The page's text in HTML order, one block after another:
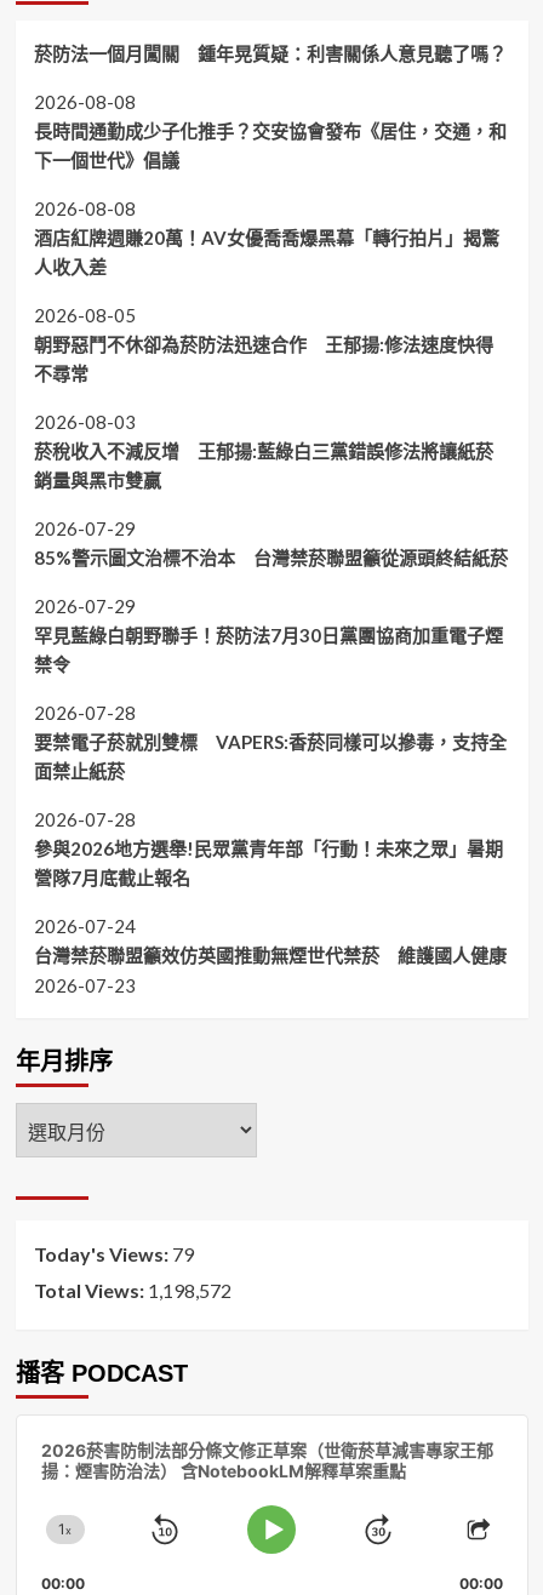
菸防法一個月闖關 鍾年晃質疑：利害關係人意見聽了嗎？
2026-08-08
長時間通勤成少子化推手？交安協會發布《居住，交通，和
下一個世代》倡議
2026-08-08
酒店紅牌週賺20萬！AV女優喬喬爆黑幕「轉行拍片」揭驚
人收入差
2026-08-05
朝野惡鬥不休卻為菸防法迅速合作 王郁揚:修法速度快得
不尋常
2026-08-03
菸稅收入不減反增 王郁揚:藍綠白三黨錯誤修法將讓紙菸
銷量與黑市雙贏
2026-07-29
85%警示圖文治標不治本 台灣禁菸聯盟籲從源頭終結紙菸
2026-07-29
罕見藍綠白朝野聯手！菸防法7月30日黨團協商加重電子煙
禁令
2026-07-28
要禁電子菸就別雙標 VAPERS:香菸同樣可以摻毒，支持全
面禁止紙菸
2026-07-28
參與2026地方選舉!民眾黨青年部「行動！未來之眾」暑期
營隊7月底截止報名
2026-07-24
台灣禁菸聯盟籲效仿英國推動無煙世代禁菸 維護國人健康
2026-07-23
年月排序
年
月
Today's Views: 79
Total Views: 1,198,572
播客 PODCAST
2026菸害防制法部分條文修正草案（世衛菸草減害專家王郁
揚：煙害防治法） 含NotebookLM解釋草案重點
Change
Rate
1x
Skip
Play
Jump
Forward
Share
00:00 00:00